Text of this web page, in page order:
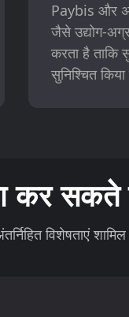
Paybis और
जैसे उद्योग-
करता है ताकि
सुनिश्चित
कर सकते
विशेषताएं